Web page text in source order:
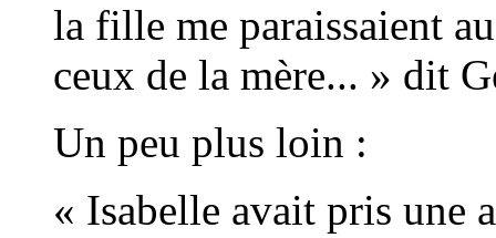
la fille me paraissaient
ceux de la mère... » dit
Un peu plus loin :
« Isabelle avait pris une